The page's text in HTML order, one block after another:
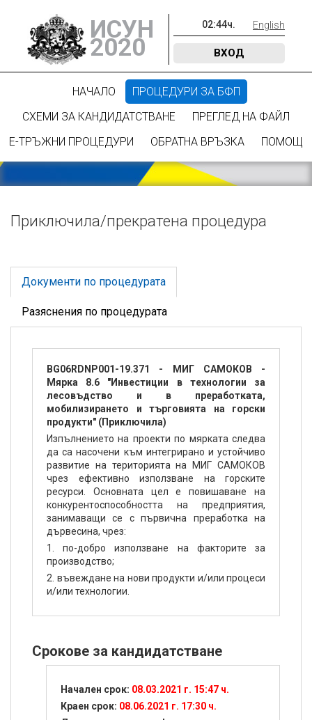
ИСУН
2020
02:44ч. English
ВХОД
НАЧАЛО
ПРОЦЕДУРИ ЗА БФП
СХЕМИ ЗА КАНДИДАТСТВАНЕ
ПРЕГЛЕД НА ФАЙЛ
Е-ТРЪЖНИ ПРОЦЕДУРИ
ОБРАТНА ВРЪЗКА ПОМОЩ
Приключилa/прекратена процедура
Документи по процедурата
Разяснения по процедурата
BG06RDNP001-19.371 - МИГ САМОКОВ -
Мярка 8.6 "Инвестиции в технологии за
лесовъдство и в преработката,
мобилизирането и търговията на горски
продукти" (Приключила)
Изпълнението на проекти по мярката следва
да са насочени към интегрирано и устойчиво
развитие на територията на МИГ САМОКОВ
чрез ефективно използване на горските
ресурси. Основната цел е повишаване на
конкурентоспособността на предприятия,
занимаващи се с първична преработка на
дървесина, чрез:
1. по-добро използване на факторите за
производство;
2. въвеждане на нови продукти и/или процеси
и/или технологии.
Срокове за кандидатстване
Начален срок: 08.03.2021 г. 15:47 ч.
Краен срок: 08.06.2021 г. 17:30 ч.